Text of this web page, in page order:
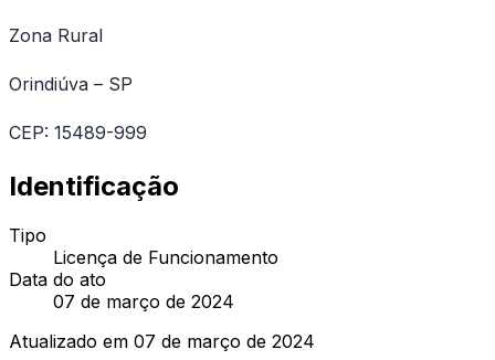
Zona Rural
Orindiúva – SP
CEP: 15489-999
Identificação
Tipo
Licença de Funcionamento
Data do ato
07 de março de 2024
Atualizado em 07 de março de 2024